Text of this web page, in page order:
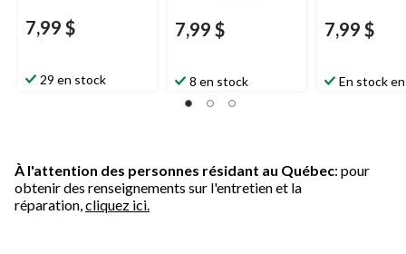
7,99 $
29 en stock
7,99 $
8 en stock
7,99 $
En stock
À l'attention des personnes résidant au Québec: pour
obtenir des renseignements sur l'entretien et la
réparation, cliquez ici.